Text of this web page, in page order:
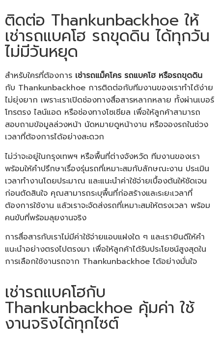
ติดต่อ Thankunbackhoe ให้
เช่ารถแบคโฮ รถขุดดิน ได้ทุกวัน
ไม่มีวันหยุด
สำหรับใครที่ต้องการ เช่ารถแม็คโคร รถแบคโฮ หรือรถขุดดิน
กับ Thankunbackhoe การติดต่อกับทีมงานของเราทำได้ง่าย
ไม่ยุ่งยาก เพราะเราเปิดช่องทางสื่อสารหลากหลาย ทั้งผ่านเบอร์
โทรตรง ไลน์แอด หรือช่องทางโซเชียล เพื่อให้ลูกค้าสามารถ
สอบถามข้อมูลล่วงหน้า นัดหมายดูหน้างาน หรือจองรถในช่วง
เวลาที่ต้องการได้อย่างสะดวก
ไม่ว่าจะอยู่ในกรุงเทพฯ หรือพื้นที่ต่างจังหวัด ทีมงานของเรา
พร้อมให้คำปรึกษาเรื่องรุ่นรถที่เหมาะสมกับลักษณะงาน ประเมิน
เวลาทำงานโดยประมาณ และแนะนำค่าใช้จ่ายเบื้องต้นให้ชัดเจน
ก่อนตัดสินใจ คุณสามารถระบุพื้นที่ก่อสร้างและระยะเวลาที่
ต้องการใช้งาน แล้วเราจะจัดส่งรถที่เหมาะสมให้ตรงเวลา พร้อม
คนขับที่พร้อมลุยงานจริง
การสื่อสารกับเราไม่มีค่าใช้จ่ายแอบแฝงใด ๆ และเรายินดีให้คำ
แนะนำอย่างตรงไปตรงมา เพื่อให้ลูกค้าได้รับประโยชน์สูงสุดใน
การเลือกใช้งานรถจาก Thankunbackhoe ได้อย่างมั่นใจ
เช่ารถแบคโฮกับ
Thankunbackhoe คุ้มค่า ใช้
งานจริงได้ทุกไซต์